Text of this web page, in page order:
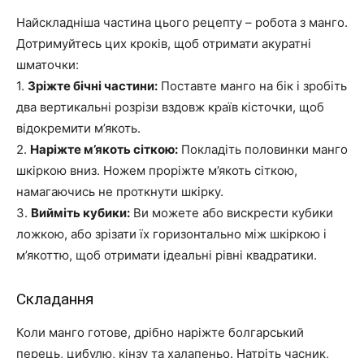
Найскладніша частина цього рецепту – робота з манго.
Дотримуйтесь цих кроків, щоб отримати акуратні
шматочки:
1. Зріжте бічні частини: Поставте манго на бік і зробіть
два вертикальні розрізи вздовж країв кісточки, щоб
відокремити м’якоть.
2. Наріжте м’якоть сіткою: Покладіть половинки манго
шкіркою вниз. Ножем проріжте м’якоть сіткою,
намагаючись не проткнути шкірку.
3. Вийміть кубики: Ви можете або вискрести кубики
ложкою, або зрізати їх горизонтально між шкіркою і
м’якоттю, щоб отримати ідеальні рівні квадратики.
Складання
Коли манго готове, дрібно наріжте болгарський
перець, цибулю, кінзу та халапеньо. Натріть часник,